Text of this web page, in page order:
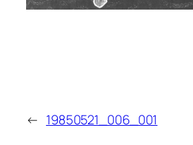
← 19850521_006_001